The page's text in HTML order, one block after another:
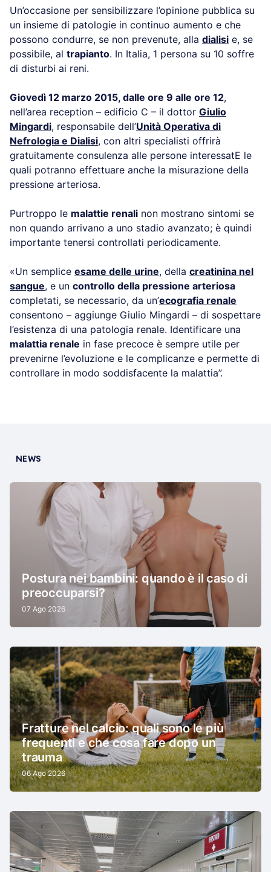
Un’occasione per sensibilizzare l’opinione pubblica su
un insieme di patologie in continuo aumento e che
possono condurre, se non prevenute, alla dialisi e, se
possibile, al trapianto. In Italia, 1 persona su 10 soffre
di disturbi ai reni.
Giovedì 12 marzo 2015, dalle ore 9 alle ore 12,
nell’area reception – edificio C – il dottor Giulio
Mingardi, responsabile dell’Unità Operativa di
Nefrologia e Dialisi, con altri specialisti offrirà
gratuitamente consulenza alle persone interessatE le
quali potranno effettuare anche la misurazione della
pressione arteriosa.
Purtroppo le malattie renali non mostrano sintomi se
non quando arrivano a uno stadio avanzato; è quindi
importante tenersi controllati periodicamente.
«Un semplice esame delle urine, della creatinina nel
sangue, e un controllo della pressione arteriosa
completati, se necessario, da un’ecografia renale
consentono – aggiunge Giulio Mingardi – di sospettare
l’esistenza di una patologia renale. Identificare una
malattia renale in fase precoce è sempre utile per
prevenirne l’evoluzione e le complicanze e permette di
controllare in modo soddisfacente la malattia”.
NEWS
Postura nei bambini: quando è il caso di
preoccuparsi?
07 Ago 2026
Fratture nel calcio: quali sono le più
frequenti e che cosa fare dopo un
trauma
06 Ago 2026